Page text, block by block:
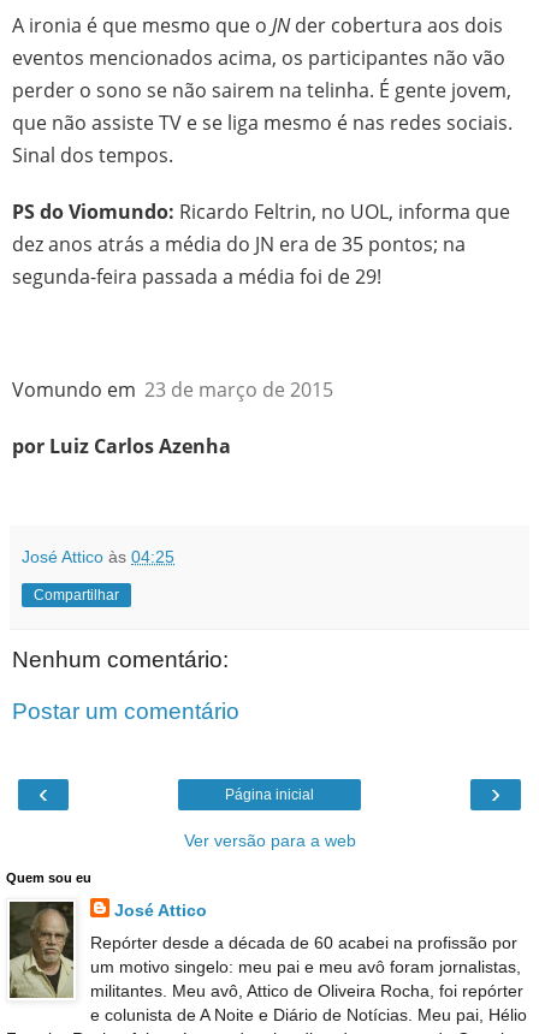
A ironia é que mesmo que o JNder cobertura aos dois
eventos mencionados acima, os participantes não vão
perder o sono se não sairem na telinha. É gente jovem,
que não assiste TV e se liga mesmo é nas redes sociais.
Sinal dos tempos.
PS do Viomundo: Ricardo Feltrin, no UOL, informa que
dez anos atrás a média do JN era de 35 pontos; na
segunda-feira passada a média foi de 29!
Vomundo em 23 de março de 2015
por Luiz Carlos Azenha
José Attico às 04:25
Compartilhar
Nenhum comentário:
Postar um comentário
‹ ›
Página inicial
Ver versão para a web
Quem sou eu
José Attico
Repórter desde a década de 60 acabei na profissão por
um motivo singelo: meu pai e meu avô foram jornalistas,
militantes. Meu avô, Attico de Oliveira Rocha, foi repórter
e colunista de A Noite e Diário de Notícias. Meu pai, Hélio